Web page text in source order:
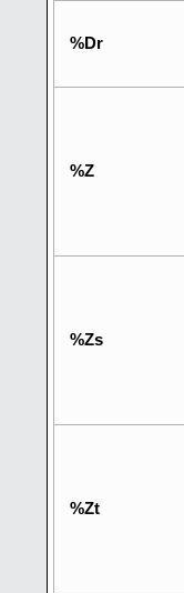
%Dr
%Z
%Zs
%Zt